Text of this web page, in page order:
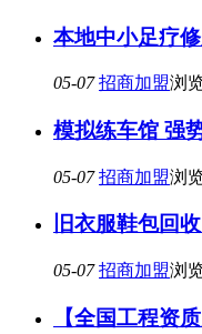
本地中小足疗
05-07 招商加盟浏
模拟练车馆 强
05-07 招商加盟浏
旧衣服鞋包回
05-07 招商加盟浏
【全国工程资